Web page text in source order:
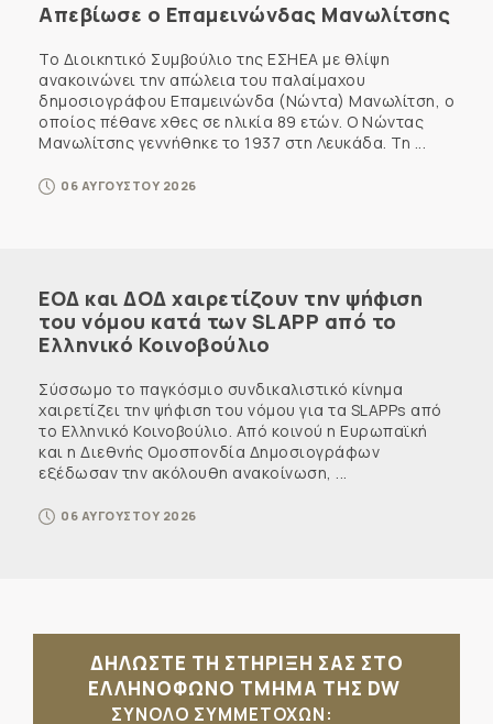
Απεβίωσε ο Επαμεινώνδας Μανωλίτσης
Το Διοικητικό Συμβούλιο της ΕΣΗΕΑ με θλίψη
ανακοινώνει την απώλεια του παλαίμαχου
δημοσιογράφου Επαμεινώνδα (Νώντα) Μανωλίτση, ο
οποίος πέθανε χθες σε ηλικία 89 ετών. Ο Νώντας
Μανωλίτσης γεννήθηκε το 1937 στη Λευκάδα. Τη ...
06 ΑΥΓΟΥΣΤΟΥ 2026
ΕΟΔ και ΔΟΔ χαιρετίζουν την ψήφιση
του νόμου κατά των SLAPP από το
Ελληνικό Κοινοβούλιο
Σύσσωμο το παγκόσμιο συνδικαλιστικό κίνημα
χαιρετίζει την ψήφιση του νόμου για τα SLAPPs από
το Ελληνικό Κοινοβούλιο. Από κοινού η Ευρωπαϊκή
και η Διεθνής Ομοσπονδία Δημοσιογράφων
εξέδωσαν την ακόλουθη ανακοίνωση, ...
06 ΑΥΓΟΥΣΤΟΥ 2026
ΔΗΛΩΣΤΕ ΤΗ ΣΤΗΡΙΞΗ ΣΑΣ ΣΤΟ
ΕΛΛΗΝΟΦΩΝΟ ΤΜΗΜΑ ΤΗΣ DW
ΣΥΝΟΛΟ ΣΥΜΜΕΤΟΧΩΝ: